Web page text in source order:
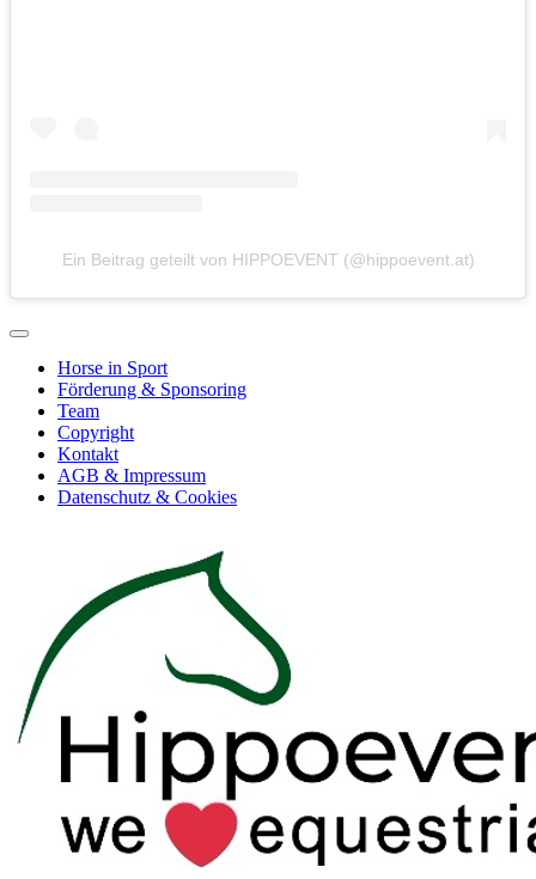
Ein Beitrag geteilt von HIPPOEVENT (@hippoevent.at)
Horse in Sport
Förderung & Sponsoring
Team
Copyright
Kontakt
AGB & Impressum
Datenschutz & Cookies